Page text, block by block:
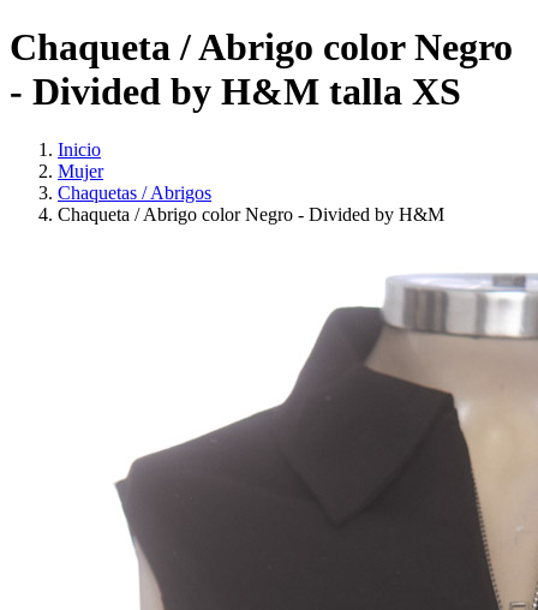
Chaqueta / Abrigo color Negro
- Divided by H&M talla XS
Inicio
Mujer
Chaquetas / Abrigos
Chaqueta / Abrigo color Negro - Divided by H&M